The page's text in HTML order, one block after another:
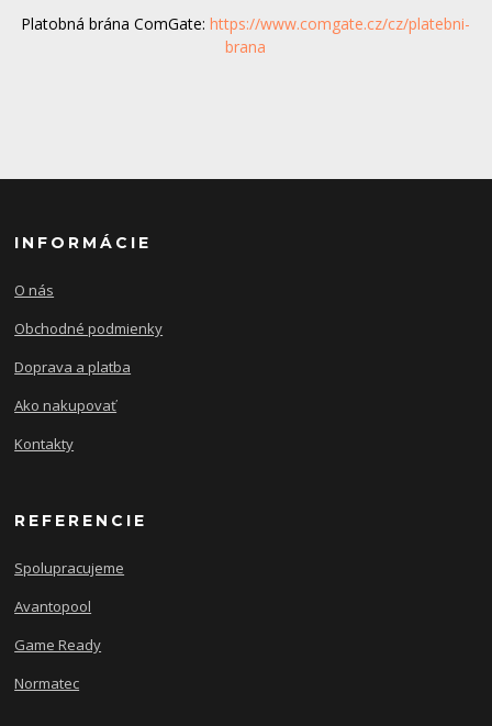
Platobná brána ComGate:https://www.comgate.cz/cz/platebni-
brana
INFORMÁCIE
O nás
Obchodné podmienky
Doprava a platba
Ako nakupovať
Kontakty
REFERENCIE
Spolupracujeme
Avantopool
Game Ready
Normatec